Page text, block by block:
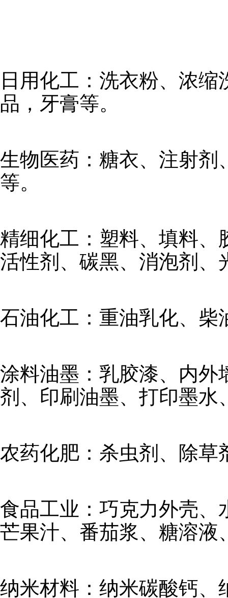
日用化工：洗衣粉、浓
品，牙膏等。
生物医药：糖衣、注射剂
等。
精细化工：塑料、填料、
活性剂、碳黑、消泡剂、
石油化工：重油乳化、柴
涂料油墨：乳胶漆、内外
剂、印刷油墨、打印墨水
农药化肥：杀虫剂、除草
食品工业：巧克力外壳、
芒果汁、番茄浆、糖溶液
纳米材料：纳米碳酸钙、